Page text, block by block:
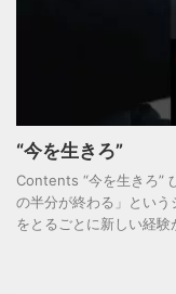
“今を生きろ”
Contents “今を生きろ”
の半分が終わる」とい
をとるごとに新しい経